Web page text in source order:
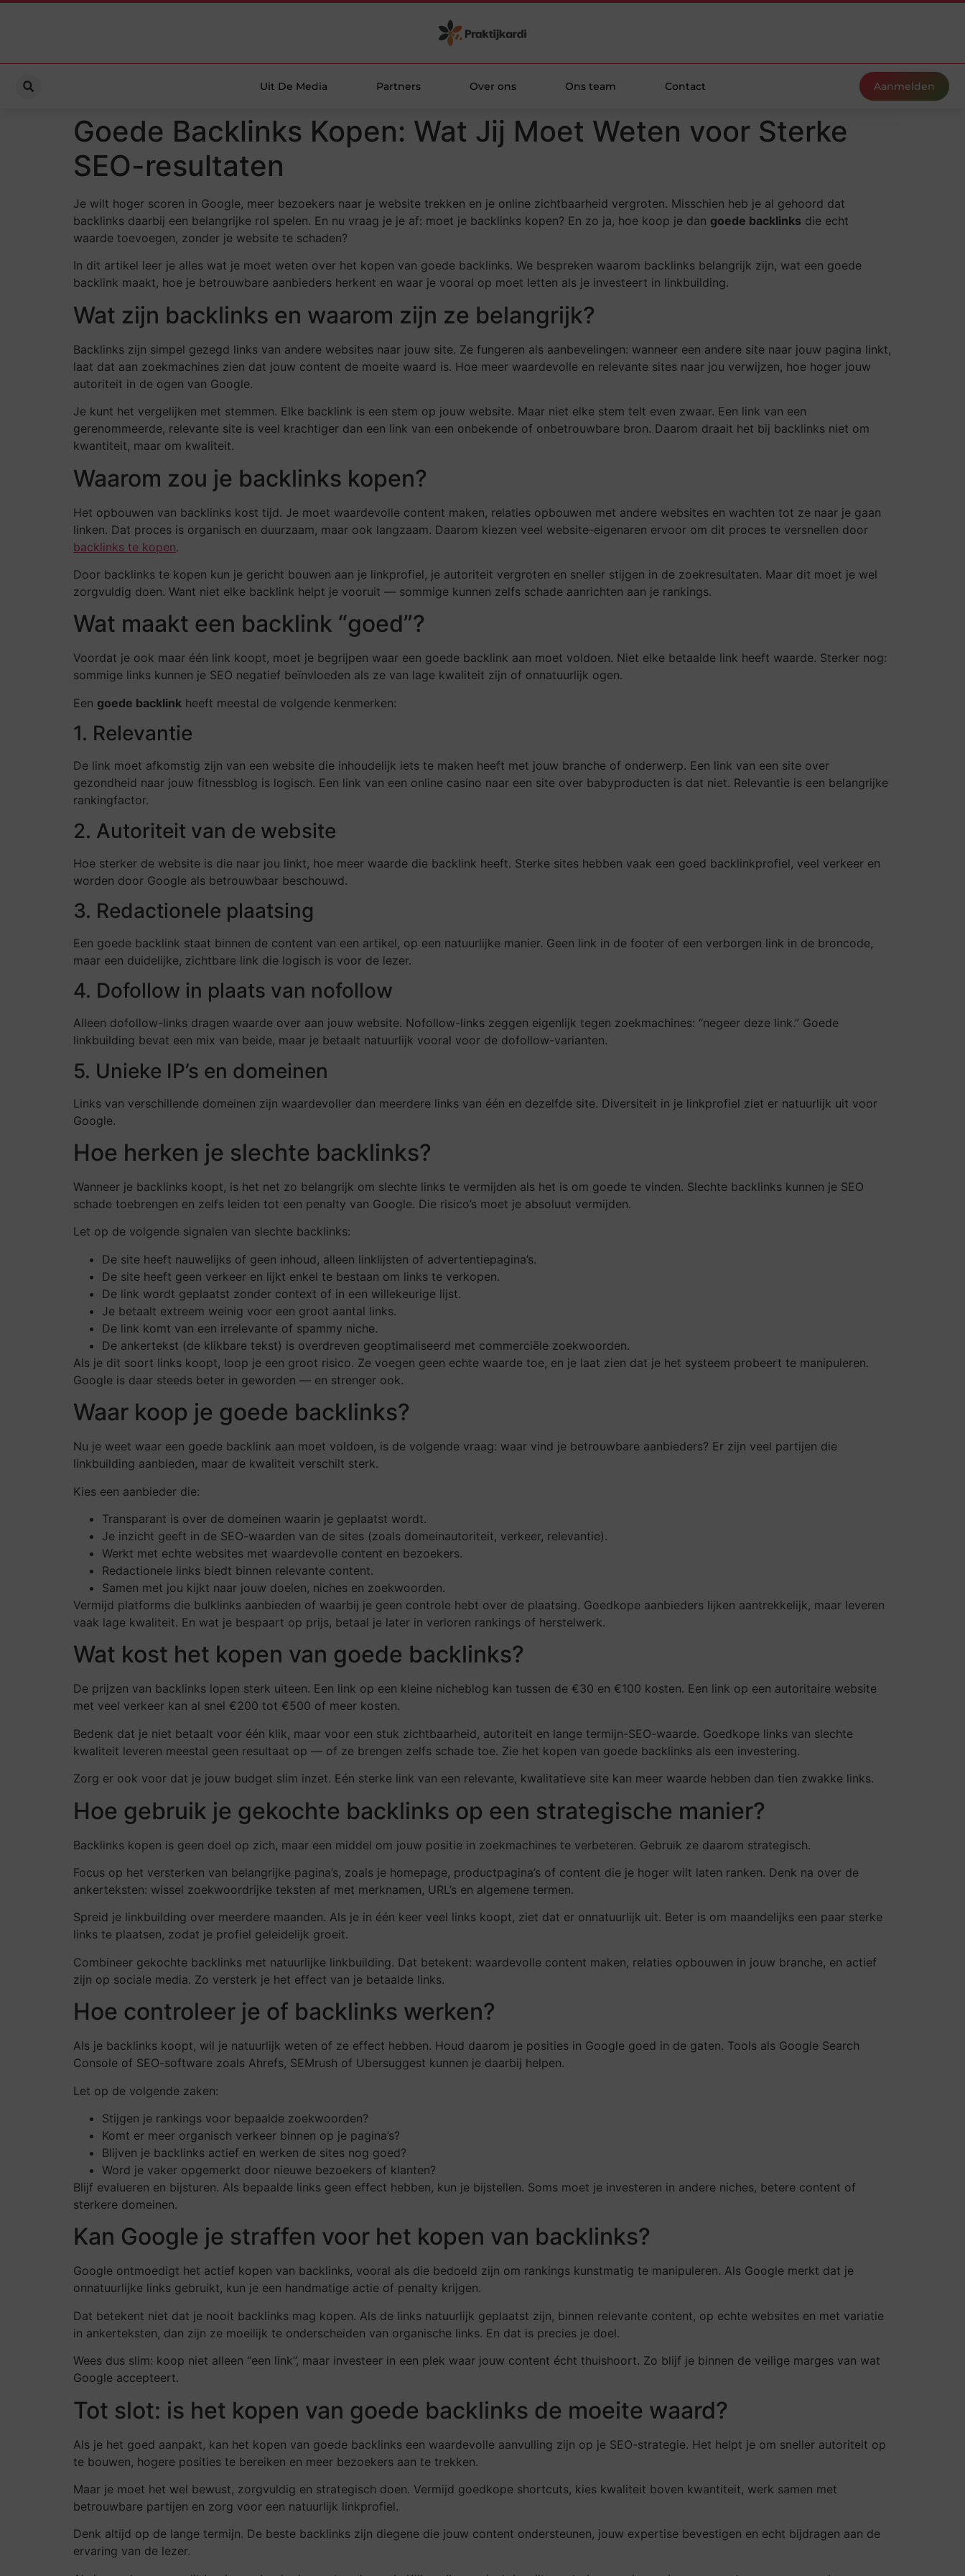
Uit De Media Partners Over ons Ons team Contact Aanmelden
Goede Backlinks Kopen: Wat Jij Moet Weten voor Sterke
SEO-resultaten
Je wilt hoger scoren in Google, meer bezoekers naar je website trekken en je online zichtbaarheid vergroten. Misschien heb je al gehoord dat
backlinks daarbij een belangrijke rol spelen. En nu vraag je je af: moet je backlinks kopen? En zo ja, hoe koop je dan goede backlinks die echt
waarde toevoegen, zonder je website te schaden?
In dit artikel leer je alles wat je moet weten over het kopen van goede backlinks. We bespreken waarom backlinks belangrijk zijn, wat een goede
backlink maakt, hoe je betrouwbare aanbieders herkent en waar je vooral op moet letten als je investeert in linkbuilding.
Wat zijn backlinks en waarom zijn ze belangrijk?
Backlinks zijn simpel gezegd links van andere websites naar jouw site. Ze fungeren als aanbevelingen: wanneer een andere site naar jouw pagina linkt,
laat dat aan zoekmachines zien dat jouw content de moeite waard is. Hoe meer waardevolle en relevante sites naar jou verwijzen, hoe hoger jouw
autoriteit in de ogen van Google.
Je kunt het vergelijken met stemmen. Elke backlink is een stem op jouw website. Maar niet elke stem telt even zwaar. Een link van een
gerenommeerde, relevante site is veel krachtiger dan een link van een onbekende of onbetrouwbare bron. Daarom draait het bij backlinks niet om
kwantiteit, maar om kwaliteit.
Waarom zou je backlinks kopen?
Het opbouwen van backlinks kost tijd. Je moet waardevolle content maken, relaties opbouwen met andere websites en wachten tot ze naar je gaan
linken. Dat proces is organisch en duurzaam, maar ook langzaam. Daarom kiezen veel website-eigenaren ervoor om dit proces te versnellen door
backlinks te kopen.
Door backlinks te kopen kun je gericht bouwen aan je linkprofiel, je autoriteit vergroten en sneller stijgen in de zoekresultaten. Maar dit moet je wel
zorgvuldig doen. Want niet elke backlink helpt je vooruit — sommige kunnen zelfs schade aanrichten aan je rankings.
Wat maakt een backlink “goed”?
Voordat je ook maar één link koopt, moet je begrijpen waar een goede backlink aan moet voldoen. Niet elke betaalde link heeft waarde. Sterker nog:
sommige links kunnen je SEO negatief beïnvloeden als ze van lage kwaliteit zijn of onnatuurlijk ogen.
Een goede backlink heeft meestal de volgende kenmerken:
1. Relevantie
De link moet afkomstig zijn van een website die inhoudelijk iets te maken heeft met jouw branche of onderwerp. Een link van een site over
gezondheid naar jouw fitnessblog is logisch. Een link van een online casino naar een site over babyproducten is dat niet. Relevantie is een belangrijke
rankingfactor.
2. Autoriteit van de website
Hoe sterker de website is die naar jou linkt, hoe meer waarde die backlink heeft. Sterke sites hebben vaak een goed backlinkprofiel, veel verkeer en
worden door Google als betrouwbaar beschouwd.
3. Redactionele plaatsing
Een goede backlink staat binnen de content van een artikel, op een natuurlijke manier. Geen link in de footer of een verborgen link in de broncode,
maar een duidelijke, zichtbare link die logisch is voor de lezer.
4. Dofollow in plaats van nofollow
Alleen dofollow-links dragen waarde over aan jouw website. Nofollow-links zeggen eigenlijk tegen zoekmachines: “negeer deze link.” Goede
linkbuilding bevat een mix van beide, maar je betaalt natuurlijk vooral voor de dofollow-varianten.
5. Unieke IP’s en domeinen
Links van verschillende domeinen zijn waardevoller dan meerdere links van één en dezelfde site. Diversiteit in je linkprofiel ziet er natuurlijk uit voor
Google.
Hoe herken je slechte backlinks?
Wanneer je backlinks koopt, is het net zo belangrijk om slechte links te vermijden als het is om goede te vinden. Slechte backlinks kunnen je SEO
schade toebrengen en zelfs leiden tot een penalty van Google. Die risico’s moet je absoluut vermijden.
Let op de volgende signalen van slechte backlinks:
De site heeft nauwelijks of geen inhoud, alleen linklijsten of advertentiepagina’s.
De site heeft geen verkeer en lijkt enkel te bestaan om links te verkopen.
De link wordt geplaatst zonder context of in een willekeurige lijst.
Je betaalt extreem weinig voor een groot aantal links.
De link komt van een irrelevante of spammy niche.
De ankertekst (de klikbare tekst) is overdreven geoptimaliseerd met commerciële zoekwoorden.
Als je dit soort links koopt, loop je een groot risico. Ze voegen geen echte waarde toe, en je laat zien dat je het systeem probeert te manipuleren.
Google is daar steeds beter in geworden — en strenger ook.
Waar koop je goede backlinks?
Nu je weet waar een goede backlink aan moet voldoen, is de volgende vraag: waar vind je betrouwbare aanbieders? Er zijn veel partijen die
linkbuilding aanbieden, maar de kwaliteit verschilt sterk.
Kies een aanbieder die:
Transparant is over de domeinen waarin je geplaatst wordt.
Je inzicht geeft in de SEO-waarden van de sites (zoals domeinautoriteit, verkeer, relevantie).
Werkt met echte websites met waardevolle content en bezoekers.
Redactionele links biedt binnen relevante content.
Samen met jou kijkt naar jouw doelen, niches en zoekwoorden.
Vermijd platforms die bulklinks aanbieden of waarbij je geen controle hebt over de plaatsing. Goedkope aanbieders lijken aantrekkelijk, maar leveren
vaak lage kwaliteit. En wat je bespaart op prijs, betaal je later in verloren rankings of herstelwerk.
Wat kost het kopen van goede backlinks?
De prijzen van backlinks lopen sterk uiteen. Een link op een kleine nicheblog kan tussen de €30 en €100 kosten. Een link op een autoritaire website
met veel verkeer kan al snel €200 tot €500 of meer kosten.
Bedenk dat je niet betaalt voor één klik, maar voor een stuk zichtbaarheid, autoriteit en lange termijn-SEO-waarde. Goedkope links van slechte
kwaliteit leveren meestal geen resultaat op — of ze brengen zelfs schade toe. Zie het kopen van goede backlinks als een investering.
Zorg er ook voor dat je jouw budget slim inzet. Eén sterke link van een relevante, kwalitatieve site kan meer waarde hebben dan tien zwakke links.
Hoe gebruik je gekochte backlinks op een strategische manier?
Backlinks kopen is geen doel op zich, maar een middel om jouw positie in zoekmachines te verbeteren. Gebruik ze daarom strategisch.
Focus op het versterken van belangrijke pagina’s, zoals je homepage, productpagina’s of content die je hoger wilt laten ranken. Denk na over de
ankerteksten: wissel zoekwoordrijke teksten af met merknamen, URL’s en algemene termen.
Spreid je linkbuilding over meerdere maanden. Als je in één keer veel links koopt, ziet dat er onnatuurlijk uit. Beter is om maandelijks een paar sterke
links te plaatsen, zodat je profiel geleidelijk groeit.
Combineer gekochte backlinks met natuurlijke linkbuilding. Dat betekent: waardevolle content maken, relaties opbouwen in jouw branche, en actief
zijn op sociale media. Zo versterk je het effect van je betaalde links.
Hoe controleer je of backlinks werken?
Als je backlinks koopt, wil je natuurlijk weten of ze effect hebben. Houd daarom je posities in Google goed in de gaten. Tools als Google Search
Console of SEO-software zoals Ahrefs, SEMrush of Ubersuggest kunnen je daarbij helpen.
Let op de volgende zaken:
Stijgen je rankings voor bepaalde zoekwoorden?
Komt er meer organisch verkeer binnen op je pagina’s?
Blijven je backlinks actief en werken de sites nog goed?
Word je vaker opgemerkt door nieuwe bezoekers of klanten?
Blijf evalueren en bijsturen. Als bepaalde links geen effect hebben, kun je bijstellen. Soms moet je investeren in andere niches, betere content of
sterkere domeinen.
Kan Google je straffen voor het kopen van backlinks?
Google ontmoedigt het actief kopen van backlinks, vooral als die bedoeld zijn om rankings kunstmatig te manipuleren. Als Google merkt dat je
onnatuurlijke links gebruikt, kun je een handmatige actie of penalty krijgen.
Dat betekent niet dat je nooit backlinks mag kopen. Als de links natuurlijk geplaatst zijn, binnen relevante content, op echte websites en met variatie
in ankerteksten, dan zijn ze moeilijk te onderscheiden van organische links. En dat is precies je doel.
Wees dus slim: koop niet alleen “een link”, maar investeer in een plek waar jouw content écht thuishoort. Zo blijf je binnen de veilige marges van wat
Google accepteert.
Tot slot: is het kopen van goede backlinks de moeite waard?
Als je het goed aanpakt, kan het kopen van goede backlinks een waardevolle aanvulling zijn op je SEO-strategie. Het helpt je om sneller autoriteit op
te bouwen, hogere posities te bereiken en meer bezoekers aan te trekken.
Maar je moet het wel bewust, zorgvuldig en strategisch doen. Vermijd goedkope shortcuts, kies kwaliteit boven kwantiteit, werk samen met
betrouwbare partijen en zorg voor een natuurlijk linkprofiel.
Denk altijd op de lange termijn. De beste backlinks zijn diegene die jouw content ondersteunen, jouw expertise bevestigen en echt bijdragen aan de
ervaring van de lezer.